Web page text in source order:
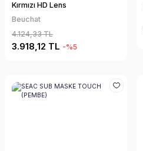
Kırmızı HD Lens
Beuchat
4.124,33 TL
3.918,12 TL -%5